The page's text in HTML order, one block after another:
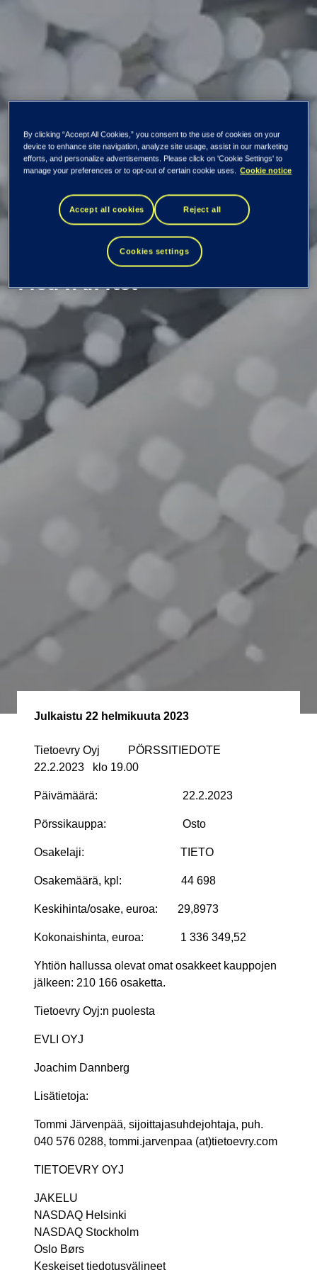
Kaikki uutiset ja tiedotteet
Omien osakkeiden
hankinta
Julkaistu 22 helmikuuta 2023
Tietoevry Oyj PÖRSSITIEDOTE
22.2.2023 klo 19.00
Päivämäärä: 22.2.2023
Pörssikauppa: Osto
Osakelaji: TIETO
Osakemäärä, kpl: 44 698
Keskihinta/osake, euroa: 29,8973
Kokonaishinta, euroa: 1 336 349,52
Yhtiön hallussa olevat omat osakkeet kauppojen
jälkeen: 210 166 osaketta.
Tietoevry Oyj:n puolesta
EVLI OYJ
Joachim Dannberg
Lisätietoja:
Tommi Järvenpää, sijoittajasuhdejohtaja, puh.
040 576 0288, tommi.jarvenpaa (at)tietoevry.com
TIETOEVRY OYJ
JAKELU
NASDAQ Helsinki
NASDAQ Stockholm
Oslo Børs
Keskeiset tiedotusvälineet
By clicking “Accept All Cookies,” you consent to the use of cookies on your
device to enhance site navigation, analyze site usage, assist in our marketing
efforts, and personalize advertisements. Please click on 'Cookie Settings' to
manage your preferences or to opt-out of certain cookie uses.
Cookie notice
Accept all cookies Reject all
Cookies settings